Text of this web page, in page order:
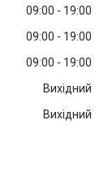
09:00
19:00
09:00
19:00
09:00
19:00
Вихідний
Вихідний